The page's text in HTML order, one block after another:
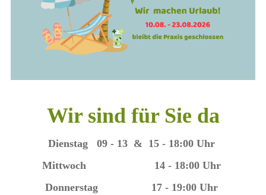
Wir sind für Sie da
Dienstag 09 - 13 & 15 - 18:00 Uhr
Mittwoch 14 - 18:00 Uhr
Donnerstag 17 - 19:00 Uhr